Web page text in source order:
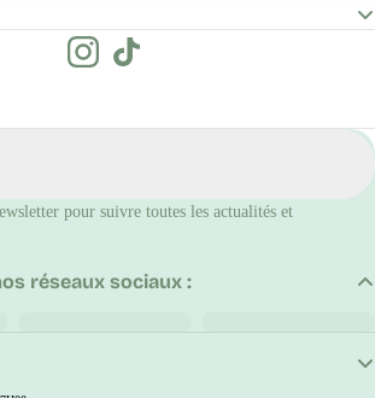
pour suivre toutes les actualités et
réseaux sociaux :